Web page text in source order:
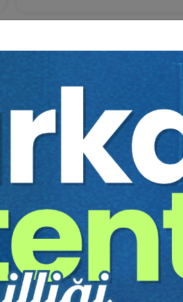
Kamulaştırmasız El Atma
Davaları
Aristo Yayınevi